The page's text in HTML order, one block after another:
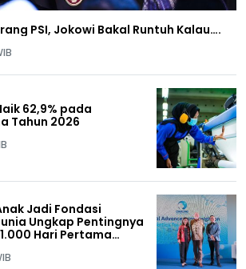
PSI, Jokowi Bakal Runtuh Kalau….
62,9% pada
Tahun 2026
Jadi Fondasi
Ungkap Pentingnya
Hari Pertama